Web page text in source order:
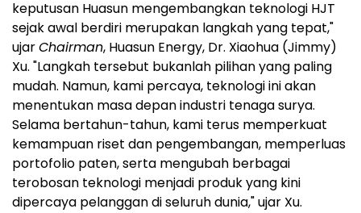
keputusan Huasun mengembangkan teknologi HJT
sejak awal berdiri merupakan langkah yang tepat,"
ujarChairman, Huasun Energy, Dr. Xiaohua (Jimmy)
Xu. "Langkah tersebut bukanlah pilihan yang paling
mudah. Namun, kami percaya, teknologi ini akan
menentukan masa depan industri tenaga surya.
Selama bertahun-tahun, kami terus memperkuat
kemampuan riset dan pengembangan, memperluas
portofolio paten, serta mengubah berbagai
terobosan teknologi menjadi produk yang kini
dipercaya pelanggan di seluruh dunia," ujar Xu.